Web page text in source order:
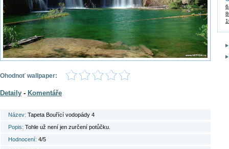
Ohodnoť wallpaper:
Detaily - Komentáře
Název: Tapeta Bouřící vodopády 4
Popis: Tohle už není jen zurčení potůčku.
Hodnocení: 4/5